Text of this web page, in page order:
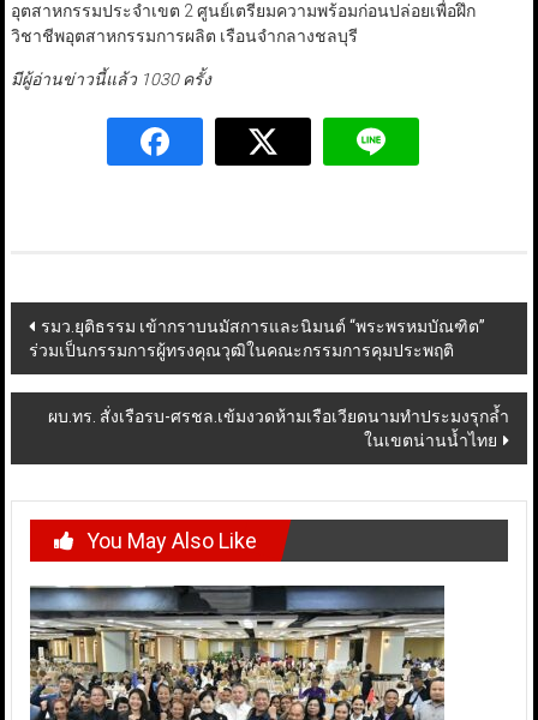
อุตสาหกรรมประจำเขต 2 ศูนย์เตรียมความพร้อมก่อนปล่อยเพื่อฝึก
วิชาชีพอุตสาหกรรมการผลิต เรือนจำกลางชลบุรี
มีผู้อ่านข่าวนี้แล้ว 1030 ครั้ง
Post
navigation
รมว.ยุติธรรม เข้ากราบนมัสการและนิมนต์ “พระพรหมบัณฑิต”
ร่วมเป็นกรรมการผู้ทรงคุณวุฒิในคณะกรรมการคุมประพฤติ
ผบ.ทร. สั่งเรือรบ-ศรชล.เข้มงวดห้ามเรือเวียดนามทำประมงรุกล้ำ
ในเขตน่านน้ำไทย
You May Also Like